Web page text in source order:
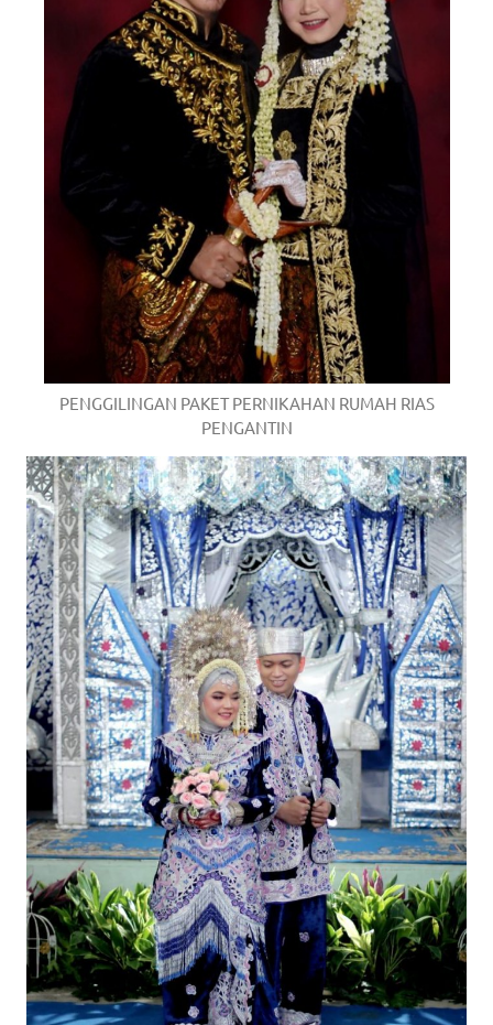
PENGGILINGAN PAKET PERNIKAHAN RUMAH RIAS
PENGANTIN